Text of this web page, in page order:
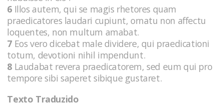
6 Illos autem, qui se magis rhetores quam
praedicatores laudari cupiunt, ornatu non affectu
loquentes, non multum amabat.
7 Eos vero dicebat male dividere, qui praedicationi
totum, devotioni nihil impendunt.
8 Laudabat revera praedicatorem, sed eum qui pro
tempore sibi saperet sibique gustaret.
Texto Traduzido